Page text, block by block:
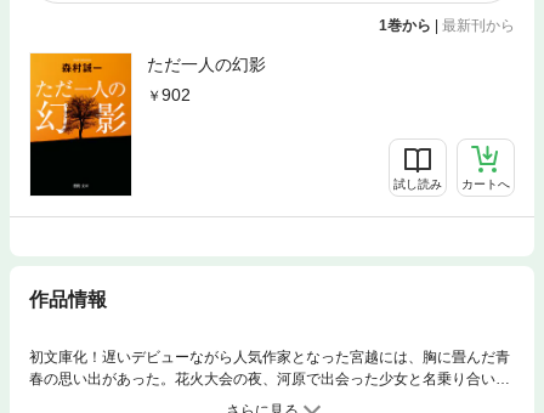
1巻から | 最新刊から
ただ一人の幻影
902
試し読み カートへ
作品情報
初文庫化！遅いデビューながら人気作家となった宮越には、胸に畳んだ青
春の思い出があった。花火大会の夜、河原で出会った少女と名乗り合いも
せず、寄り添って天空に 咲く大輪を見物した思い出である。そんな彼のも